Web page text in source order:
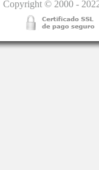
Copyright © 2000 -